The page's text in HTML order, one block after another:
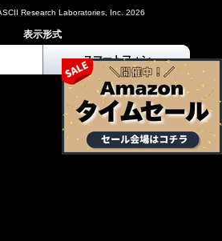
Research Laboratories, Inc. 2026
表示形式
スマートフォン